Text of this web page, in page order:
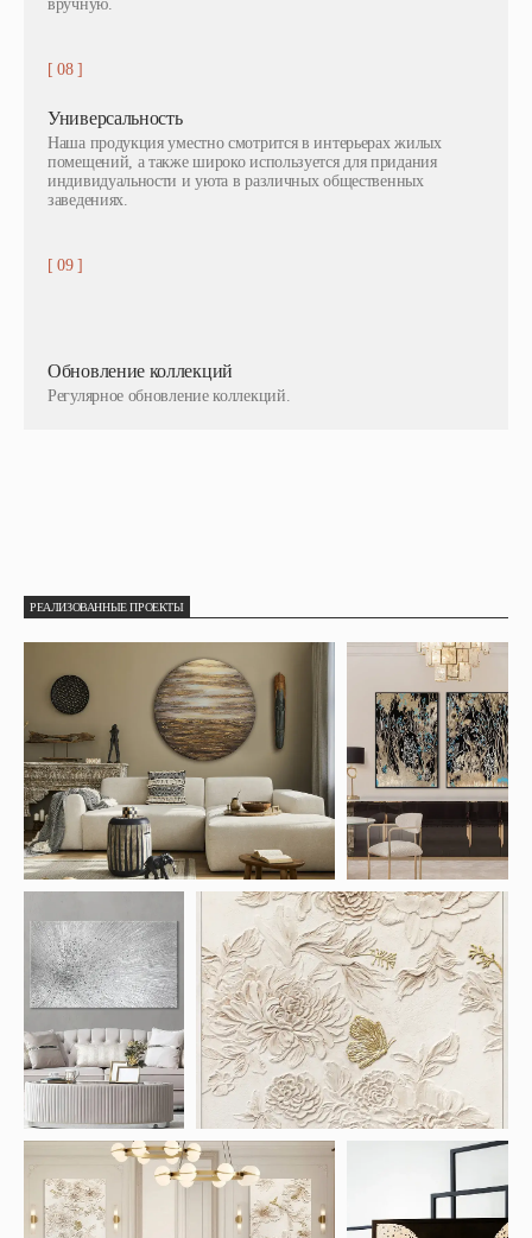
вручную.
Универсальность
Наша продукция уместно смотрится в интерьерах жилых
помещений, а также широко используется для придания
индивидуальности и уюта в различных общественных
заведениях.
[ 08 ]
Обновление коллекций
Регулярное обновление коллекций.
[ 09 ]
РЕАЛИЗОВАННЫЕ ПРОЕКТЫ